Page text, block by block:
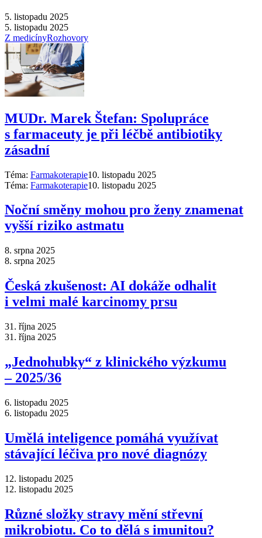
5. listopadu 2025
5. listopadu 2025
Z medicínyRozhovory
MUDr. Marek Štefan: Spolupráce
s farmaceuty je při léčbě antibiotiky
zásadní
Téma: Farmakoterapie10. listopadu 2025
Téma: Farmakoterapie10. listopadu 2025
Noční směny mohou pro ženy znamenat
vyšší riziko astmatu
8. srpna 2025
8. srpna 2025
Česká zkušenost: AI dokáže odhalit
i velmi malé karcinomy prsu
31. října 2025
31. října 2025
„Jednohubky“ z klinického výzkumu
–⁠ 2025/36
6. listopadu 2025
6. listopadu 2025
Umělá inteligence pomáhá využívat
stávající léčiva pro nové diagnózy
12. listopadu 2025
12. listopadu 2025
Různé složky stravy mění střevní
mikrobiotu. Co to dělá s imunitou?